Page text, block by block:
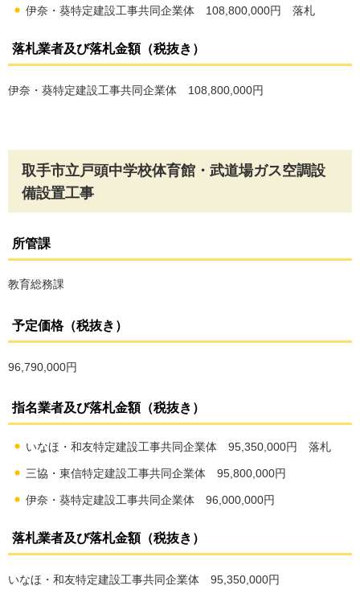
伊奈・葵特定建設工事共同企業体 108,800,000円 落札
落札業者及び落札金額（税抜き）
伊奈・葵特定建設工事共同企業体 108,800,000円
取手市立戸頭中学校体育館・武道場ガス空調設
備設置工事
所管課
教育総務課
予定価格（税抜き）
96,790,000円
指名業者及び落札金額（税抜き）
いなほ・和友特定建設工事共同企業体 95,350,000円 落札
三協・東信特定建設工事共同企業体 95,800,000円
伊奈・葵特定建設工事共同企業体 96,000,000円
落札業者及び落札金額（税抜き）
いなほ・和友特定建設工事共同企業体 95,350,000円